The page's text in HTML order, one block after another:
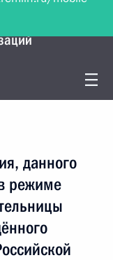
данного
режиме